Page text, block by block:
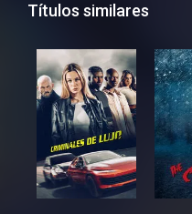
Títulos similares